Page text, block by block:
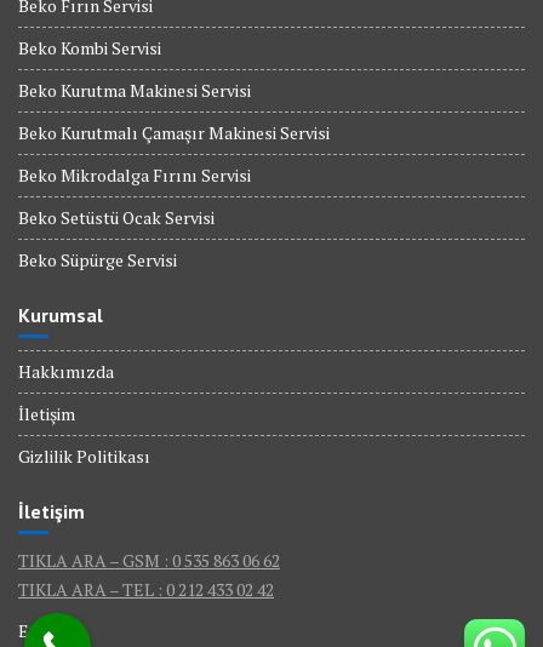
Beko Fırın Servisi
Beko Kombi Servisi
Beko Kurutma Makinesi Servisi
Beko Kurutmalı Çamaşır Makinesi Servisi
Beko Mikrodalga Fırını Servisi
Beko Setüstü Ocak Servisi
Beko Süpürge Servisi
Kurumsal
Hakkımızda
İletişim
Gizlilik Politikası
İletişim
TIKLA ARA – GSM : 0 535 863 06 62
TIKLA ARA – TEL : 0 212 433 02 42
E-Mail :